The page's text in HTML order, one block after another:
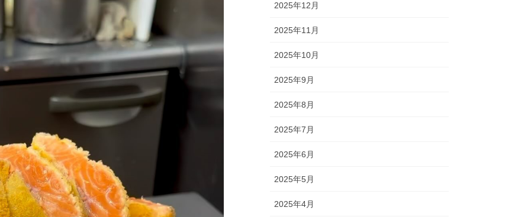
2025年12月
2025年11月
2025年10月
2025年9月
2025年8月
2025年7月
2025年6月
2025年5月
2025年4月